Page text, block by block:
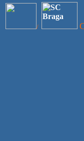
/